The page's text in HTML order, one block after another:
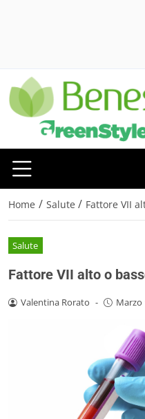
Home / Salute / Fattore VII
Salute
Fattore VII alto o
Valentina Rorato - Marzo